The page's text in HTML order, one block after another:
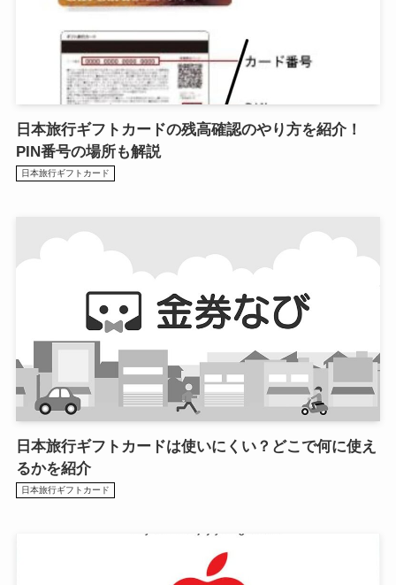
日本旅行ギフトカードの残高確認のやり方を紹介！
PIN番号の場所も解説
日本旅行ギフトカード
日本旅行ギフトカードは使いにくい？どこで何に使え
るかを紹介
日本旅行ギフトカード